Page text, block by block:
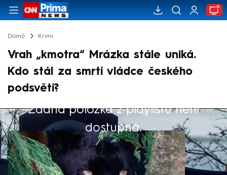
Domů Krimi
Vrah „kmotra“ Mrázka stále uniká.
Kdo stál za smrtí vládce českého
podsvětí?
Žádná položka z playlistu není
dostupná.
Výběr redakce